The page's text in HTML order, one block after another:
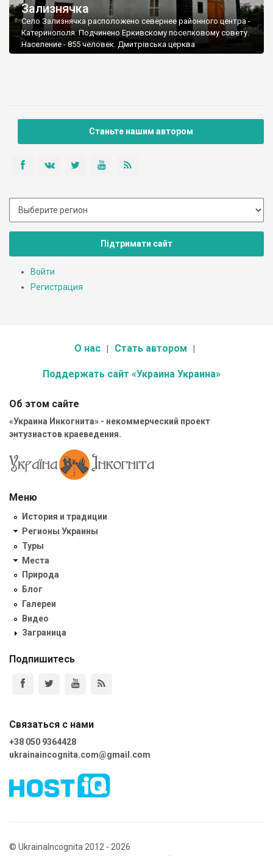
Зализнячка
Село Зализнячка расположено севернее районного центра -
Катеринополя. Подчинено Еркивскому поселковому совету.
Население - 855 человек. Дмитрівська церква
Станьте нашим автором
Підтримати сайт
Войти
Регистрация
О нас Стать автором
Поддержать сайт «Украина Украина»
Об этом сайте
«Украина Инкогнита» - некоммерческий проект
энтузиастов краеведения.
Меню
История и традиции
Регионы Украины
Туры
Места
Природа
Блог
Галереи
Видео
Заграница
Подпишитесь
Связаться с нами
+38 050 9364428
ukrainaincognita.com@gmail.com
© UkrainaIncognita 2012 - 2026